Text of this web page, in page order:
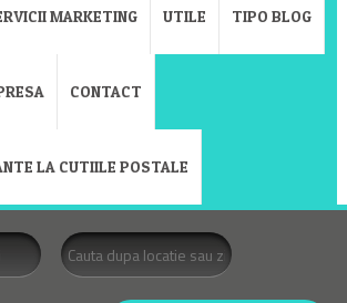
MARKETING UTILE TIPO BLOG
CONTACT
LA CUTIILE POSTALE